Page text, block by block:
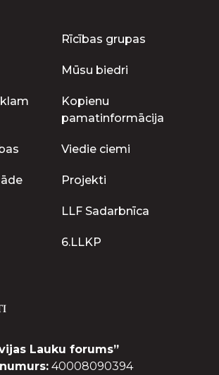
Rīcības grupas
Mūsu biedri
Kopienu
pamatinformācija
Viedie ciemi
Projekti
LLF Sadarbnīca
6.LLKP
Lauku forums”
40008090394